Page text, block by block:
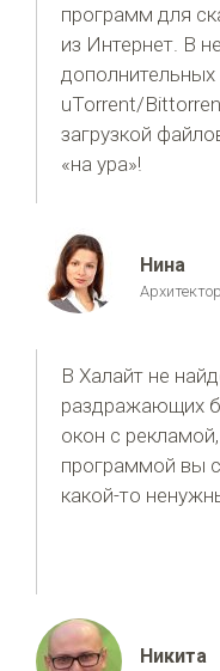
программ для
из Интернет. В
дополнительных
uTorrent/
загрузкой
«на ура»!
Нина
Архитектор
В Халайт не
раздражающих
окон с
программой вы
какой-то
Никита